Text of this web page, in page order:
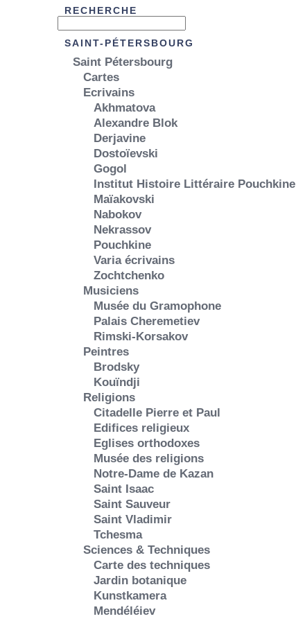
RECHERCHE
SAINT-PÉTERSBOURG
Saint Pétersbourg
Cartes
Ecrivains
Akhmatova
Alexandre Blok
Derjavine
Dostoïevski
Gogol
Institut Histoire Littéraire Pouchkine
Maïakovski
Nabokov
Nekrassov
Pouchkine
Varia écrivains
Zochtchenko
Musiciens
Musée du Gramophone
Palais Cheremetiev
Rimski-Korsakov
Peintres
Brodsky
Kouïndji
Religions
Citadelle Pierre et Paul
Edifices religieux
Eglises orthodoxes
Musée des religions
Notre-Dame de Kazan
Saint Isaac
Saint Sauveur
Saint Vladimir
Tchesma
Sciences & Techniques
Carte des techniques
Jardin botanique
Kunstkamera
Mendéléiev